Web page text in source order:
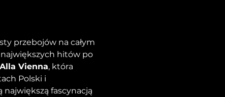
przebojów na całym
największych hitów po
Vienna, która
Polski i
największą fascynacją